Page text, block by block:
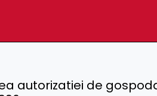
autorizatiei de